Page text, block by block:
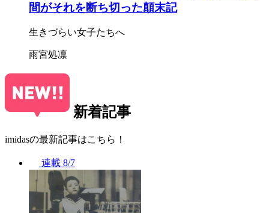
間がそれを断ち切った顛末記
生きづらい女子たちへ
雨宮処凛
新着記事
imidasの最新記事はこちら！
連載 8/7